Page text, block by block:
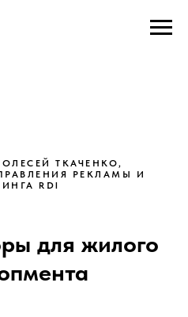
ТКАЧЕНКО,
РЕКЛАМЫ И
RDI
для жилого